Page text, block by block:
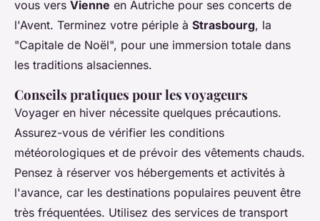
vous vers Vienne en Autriche pour ses concerts de
l'Avent. Terminez votre périple à Strasbourg, la
"Capitale de Noël", pour une immersion totale dans
les traditions alsaciennes.
Conseils pratiques pour les voyageurs
Voyager en hiver nécessite quelques précautions.
Assurez-vous de vérifier les conditions
météorologiques et de prévoir des vêtements chauds.
Pensez à réserver vos hébergements et activités à
l'avance, car les destinations populaires peuvent être
très fréquentées. Utilisez des services de transport